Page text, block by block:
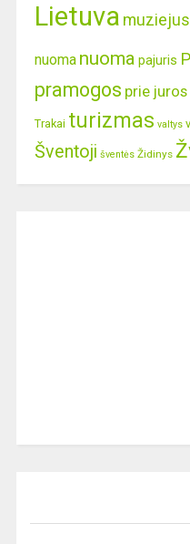
Lietuva muziejus
nuoma nuoma pajuris
pramogos prie juros
Trakai turizmas valtys
Šventoji šventės Židinys